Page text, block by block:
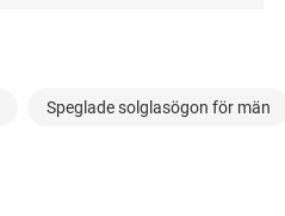
Speglade solglasögon för män